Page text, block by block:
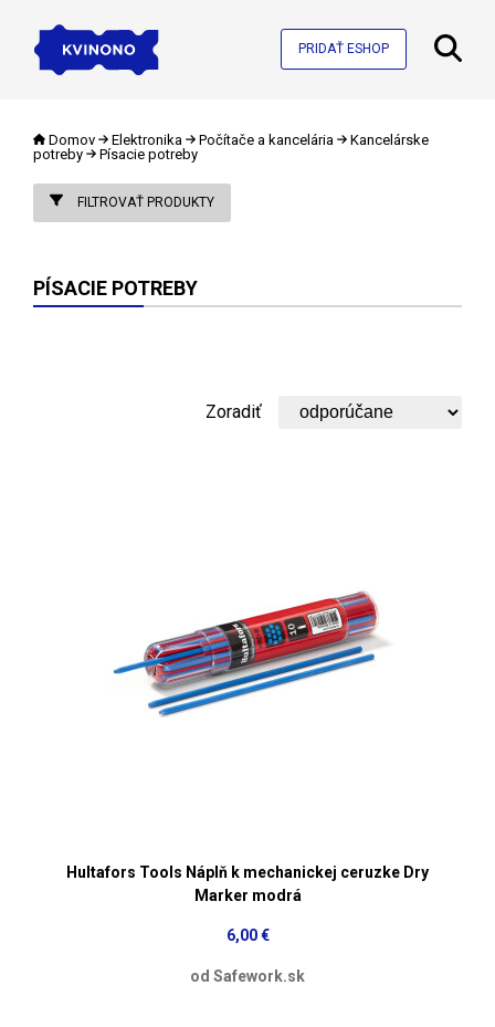
PRIDAŤ ESHOP
Domov Elektronika Počítače a kancelária
Kancelárske
potreby
Písacie potreby
FILTROVAŤ PRODUKTY
PÍSACIE POTREBY
Zoradiť
Hultafors Tools Náplň k mechanickej ceruzke Dry
Marker modrá
6,00 €
od Safework.sk